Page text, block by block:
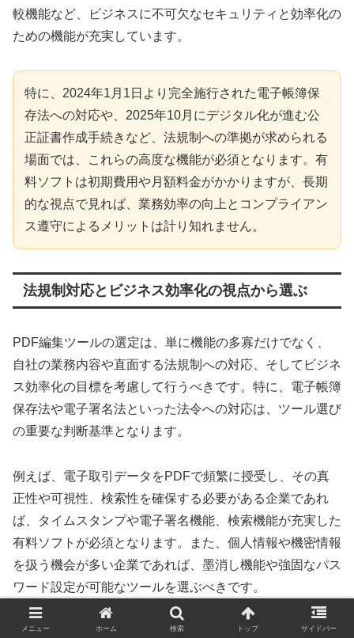
較機能など、ビジネスに不可欠なセキュリティと効率化の
ための機能が充実しています。
特に、2024年1月1日より完全施行された電子帳簿保
存法への対応や、2025年10月にデジタル化が進む公
正証書作成手続きなど、法規制への準拠が求められる
場面では、これらの高度な機能が必須となります。有
料ソフトは初期費用や月額料金がかかりますが、長期
的な視点で見れば、業務効率の向上とコンプライアン
ス遵守によるメリットは計り知れません。
法規制対応とビジネス効率化の視点から選ぶ
PDF編集ツールの選定は、単に機能の多寡だけでなく、
自社の業務内容や直面する法規制への対応、そしてビジネ
ス効率化の目標を考慮して行うべきです。特に、電子帳簿
保存法や電子署名法といった法令への対応は、ツール選び
の重要な判断基準となります。
例えば、電子取引データをPDFで頻繁に授受し、その真
正性や可視性、検索性を確保する必要がある企業であれ
ば、タイムスタンプや電子署名機能、検索機能が充実した
有料ソフトが必須となります。また、個人情報や機密情報
を扱う機会が多い企業であれば、墨消し機能や強固なパス
ワード設定が可能なツールを選ぶべきです。
一方、たまにPDFに注釈を付けたり、ページを結合する
メニュー ホーム 検索 トップ サイドバー